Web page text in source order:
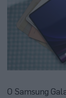
O Samsung